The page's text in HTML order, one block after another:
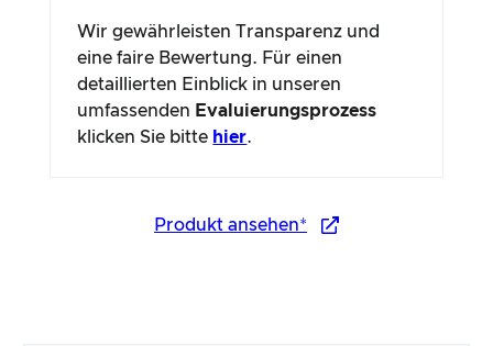
Wir gewährleisten Transparenz und
eine faire Bewertung. Für einen
detaillierten Einblick in unseren
umfassenden Evaluierungsprozess
klicken Sie bitte hier.
Produkt ansehen*